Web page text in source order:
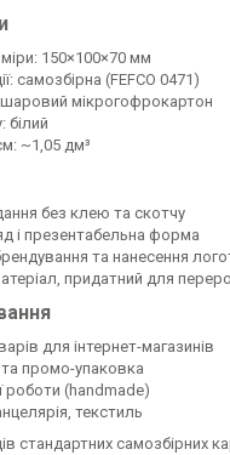
150×100×70 мм
самозбірна (FEFCO 0471)
мікрогофрокартон
білий
~1,05 дм³
без клею та скотчу
і презентабельна форма
та нанесення
придатний для
для інтернет-магазинів
промо-упаковка
роботи (handmade)
текстиль
стандартних самозбірних